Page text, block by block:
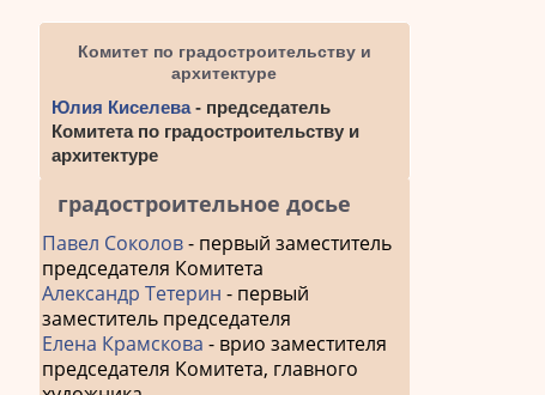
Комитет по градостроительству и
архитектуре
Юлия Киселева- председатель
Комитета по градостроительству и
архитектуре
градостроительное досье
Павел Соколов- первый заместитель
председателя Комитета
Александр Тетерин - первый
заместитель председателя
Елена Крамскова - врио заместителя
председателя Комитета, главного